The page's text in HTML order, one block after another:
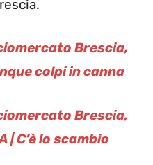
Brescia,
colpi in canna
Brescia,
| C’è lo scambio